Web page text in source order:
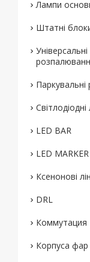
Лампи
Штатні
Паркувальні
Світлодіодні
LED BAR
LED MARKER
Ксенонові
DRL
Коммутация
Корпуса фар